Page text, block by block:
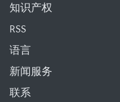
知识产权
RSS
语言
新闻服务
联系